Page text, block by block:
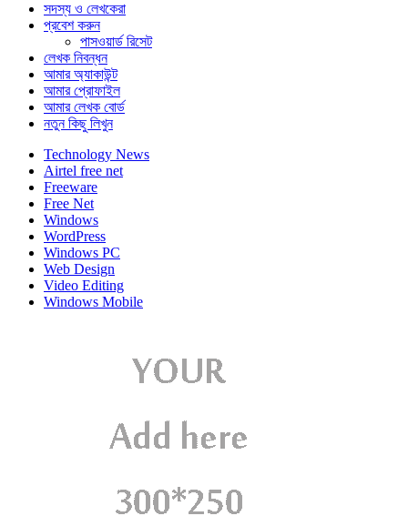
সদস্য ও লেখকেরা
প্রবেশ করুন
পাসওয়ার্ড রিসেট
লেখক নিবন্ধন
আমার অ্যাকাউন্ট
আমার প্রোফাইল
আমার লেখক বোর্ড
নতুন কিছু লিখুন
Technology News
Airtel free net
Freeware
Free Net
Windows
WordPress
Windows PC
Web Design
Video Editing
Windows Mobile